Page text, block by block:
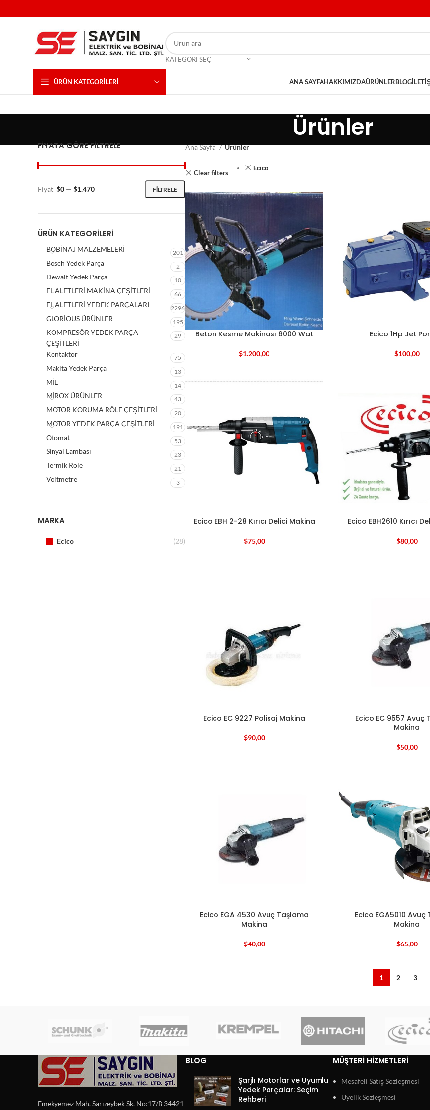
KATEGORI SEÇ
ÜRÜN KATEGORILERI ANA SAYFAHAKKIMIZDAÜRÜNLERBLOG
Ürünler
FIYATA GÖRE FILTRELE
FILTRELE
Fiyat: $0 — $1.470
ÜRÜN KATEGORILERI
BOBİNAJ MALZEMELERİ 201
Bosch Yedek Parça 2
Dewalt Yedek Parça 10
EL ALETLERİ MAKİNA ÇEŞİTLERİ 66
EL ALETLERİ YEDEK PARÇALARI 2296
GLORİOUS ÜRÜNLER 195
KOMPRESÖR YEDEK PARÇA
ÇEŞİTLERİ
29
Kontaktör 75
Makita Yedek Parça 13
MİL 14
MİROX ÜRÜNLER 43
MOTOR KORUMA RÖLE ÇEŞİTLERİ 20
MOTOR YEDEK PARÇA ÇEŞİTLERİ 191
Otomat 53
Sinyal Lambası 23
Termik Röle 21
Voltmetre 3
MARKA
Ecico (28)
Ana Sayfa Ürünler
Clear filters
Ecico
Beton Kesme Makinası 6000 Wat
$1.200,00
Ecico 1Hp Jet
$100,00
Ecico EBH 2-28 Kırıcı Delici Makina
$75,00
Ecico EBH2610 Kırıcı
$80,00
Ecico EC 9227 Polisaj Makina
$90,00
Ecico EC 9557 Avuç
Makina
$50,00
Ecico EGA 4530 Avuç Taşlama
Makina
$40,00
Ecico EGA5010 Avuç
Makina
$65,00
1 2 3
Emekyemez Mah. Sarızeybek Sk. No:17/B 34421
BLOG
Şarjlı Motorlar ve Uyumlu
Yedek Parçalar: Seçim
Rehberi
MÜŞTERI HIZMETLERI
Mesafeli Satış Sözleşmesi
Üyelik Sözleşmesi